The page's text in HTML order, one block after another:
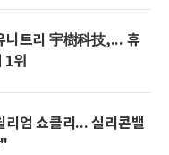
니트리 宇樹科技,... 휴
1위
리엄 쇼클리... 실리콘밸